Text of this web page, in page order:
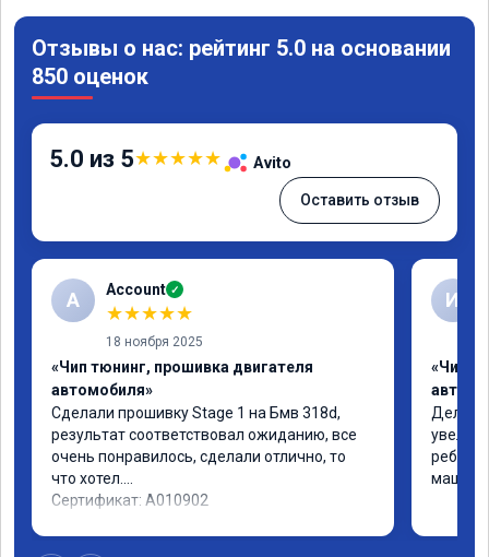
Отзывы о нас: рейтинг 5.0 на основании
850 оценок
5.0 из 5★★★★★ Avito
Оставить отзыв
A Account ✓
★★★★★
18 ноября 2025
«Чип тюнинг, прошивка двигателя
автомобиля»
Сделали прошивку Stage 1 на Бмв 318d,
результат соответствовал ожиданию, все
очень понравилось, сделали отлично, то
что хотел.
Сертификат: A010902
И
«Чип
Делали
ребята
машина